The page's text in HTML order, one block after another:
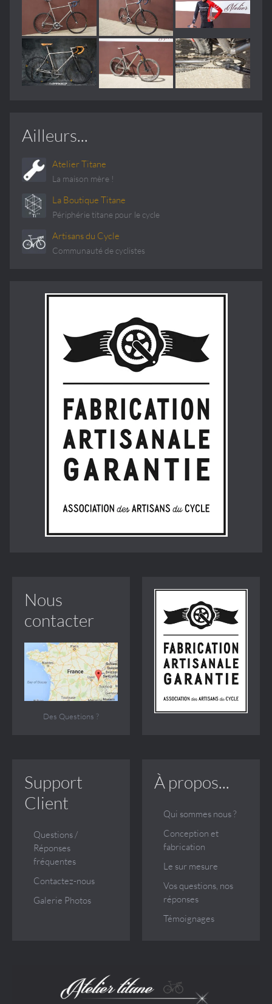
Ailleurs...
Atelier Titane
La maison mère !
La Boutique Titane
Périphérie titane pour le cycle
Artisans du Cycle
Communauté de cyclistes
Nous
contacter
Des Questions ?
Support
Client
Questions /
Réponses
fréquentes
Contactez-nous
Galerie Photos
À propos...
Qui sommes nous ?
Conception et
fabrication
Le sur mesure
Vos questions, nos
réponses
Témoignages